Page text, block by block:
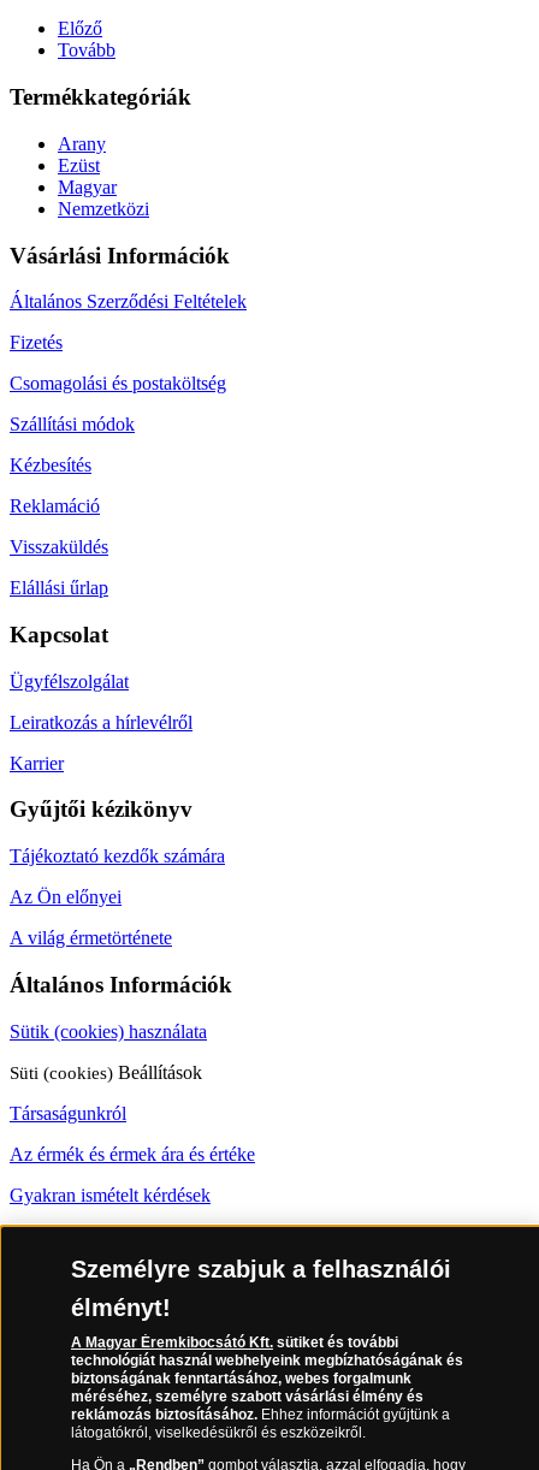
Előző
Tovább
Termékkategóriák
Arany
Ezüst
Magyar
Nemzetközi
Vásárlási Információk
Általános Szerződési Feltételek
Fizetés
Csomagolási és postaköltség
Szállítási módok
Kézbesítés
Reklamáció
Visszaküldés
Elállási űrlap
Kapcsolat
Ügyfélszolgálat
Leiratkozás a hírlevélről
Karrier
Gyűjtői kézikönyv
Tájékoztató kezdők számára
Az Ön előnyei
A világ érmetörténete
Általános Információk
Sütik (cookies) használata
Süti (cookies) Beállítások
Társaságunkról
Az érmék és érmek ára és értéke
Gyakran ismételt kérdések
06 80 888 889
(díjmentesen hívható hétfőtől csütörtökig 9.00 és 17.00 óra között,
péntekenként 9.00 és 15.00 óra között)
Személyre szabjuk a felhasználói
élményt!
A Magyar Éremkibocsátó Kft.sütiket és további
technológiát használ webhelyeink megbízhatóságának és
biztonságának fenntartásához, webes forgalmunk
méréséhez, személyre szabott vásárlási élmény és
reklámozás biztosításához.Ehhez információt gyűjtünk a
látogatókról, viselkedésükről és eszközeikről.
Ha Ön a „Rendben”gombot választja, azzal elfogadja, hogy